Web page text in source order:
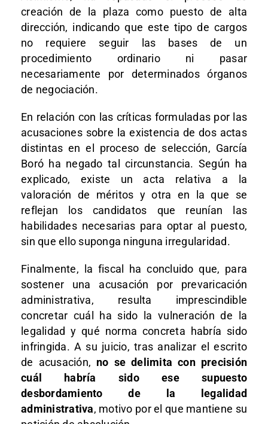
creación de la plaza como puesto de alta
dirección, indicando que este tipo de cargos
no requiere seguir las bases de un
procedimiento ordinario ni pasar
necesariamente por determinados órganos
de negociación.
En relación con las críticas formuladas por las
acusaciones sobre la existencia de dos actas
distintas en el proceso de selección, García
Boró ha negado tal circunstancia. Según ha
explicado, existe un acta relativa a la
valoración de méritos y otra en la que se
reflejan los candidatos que reunían las
habilidades necesarias para optar al puesto,
sin que ello suponga ninguna irregularidad.
Finalmente, la fiscal ha concluido que, para
sostener una acusación por prevaricación
administrativa, resulta imprescindible
concretar cuál ha sido la vulneración de la
legalidad y qué norma concreta habría sido
infringida. A su juicio, tras analizar el escrito
de acusación, no se delimita con precisión
cuál habría sido ese supuesto
desbordamiento de la legalidad
administrativa, motivo por el que mantiene su